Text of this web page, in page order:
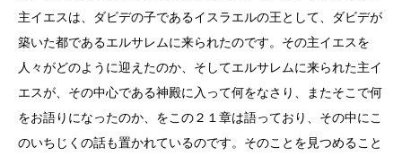
主イエスは、ダビデの子であるイスラエルの王として、ダビデが
築いた都であるエルサレムに来られたのです。その主イエスを
人々がどのように迎えたのか、そしてエルサレムに来られた主イ
エスが、その中心である神殿に入って何をなさり、またそこで何
をお語りになったのか、をこの２１章は語っており、その中にこ
のいちじくの話も置かれているのです。そのことを見つめること